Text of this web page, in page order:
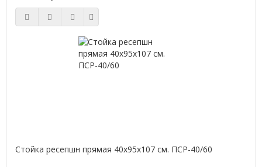
Стойка ресепшн прямая 40х95х107 см. ПСР-40/60